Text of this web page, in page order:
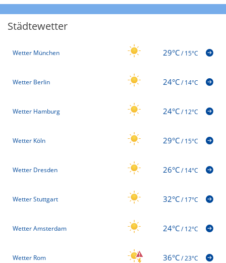
Städtewetter
Wetter München 29°C/15°C
Wetter Berlin 24°C/14°C
Wetter Hamburg 24°C/12°C
Wetter Köln 29°C/15°C
Wetter Dresden 26°C/14°C
Wetter Stuttgart 32°C/17°C
Wetter Amsterdam 24°C/12°C
Wetter Rom 36°C/23°C